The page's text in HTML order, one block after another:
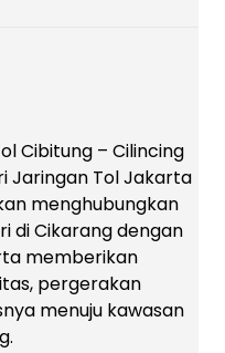
Cibitung – Cilincing
Jaringan Tol Jakarta
menghubungkan
di Cikarang dengan
memberikan
pergerakan
menuju kawasan